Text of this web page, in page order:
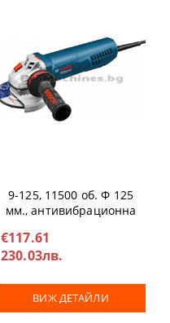
9-125, 11500 об. Ф 125
мм., антивибрационна
€117.61
230.03лв.
ВИЖ ДЕТАЙЛИ